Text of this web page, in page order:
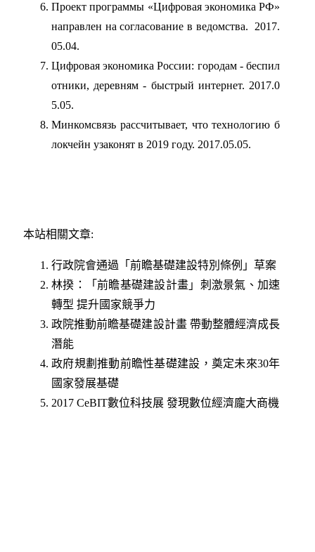
Проект программы «Цифровая экономика РФ»
направлен на согласование в ведомства. 2017.
05.04.
Цифровая экономика России: городам - беспил
отники, деревням - быстрый интернет. 2017.0
5.05.
Минкомсвязь рассчитывает, что технологию б
локчейн узаконят в 2019 году. 2017.05.05.
本站相關文章:
行政院會通過「前瞻基礎建設特別條例」草案
林揆：「前瞻基礎建設計畫」刺激景氣、加速
轉型 提升國家競爭力
政院推動前瞻基礎建設計畫 帶動整體經濟成長
潛能
政府規劃推動前瞻性基礎建設，奠定未來30年
國家發展基礎​
2017 CeBIT數位科技展 發現數位經濟龐大商機